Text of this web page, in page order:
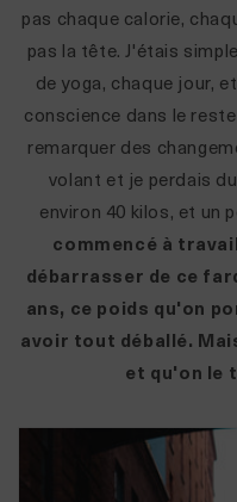
pas chaque calorie,
pas la tête. J'étais
de yoga, chaque jour,
conscience dans le
remarquer des
volant et je perdais
environ 40 kilos, et un
commencé à
débarrasser de ce
ans, ce poids qu'on
avoir tout déballé.
et qu'on le